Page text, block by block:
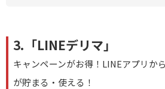
3.「LINEデリマ」
キャンペーンがお得！LINEアプリか
が貯まる・使える！